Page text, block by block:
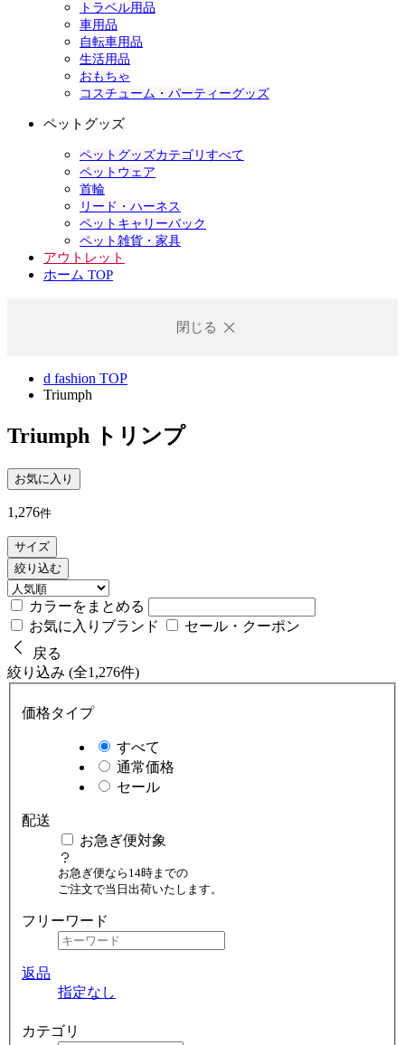
トラベル用品
車用品
自転車用品
生活用品
おもちゃ
コスチューム・パーティーグッズ
ペットグッズ
ペットグッズカテゴリすべて
ペットウェア
首輪
リード・ハーネス
ペットキャリーバック
ペット雑貨・家具
アウトレット
ホーム TOP
閉じる
d fashion TOP
Triumph
Triumph トリンプ
お気に入り
1,276件
サイズ
絞り込む
カラーをまとめる
お気に入りブランド
セール・クーポン
戻る
絞り込み (全1,276件)
価格タイプ
すべて
通常価格
セール
配送
お急ぎ便対象
お急ぎ便なら14時までの
ご注文で当日出荷いたします。
フリーワード
返品
指定なし
カテゴリ